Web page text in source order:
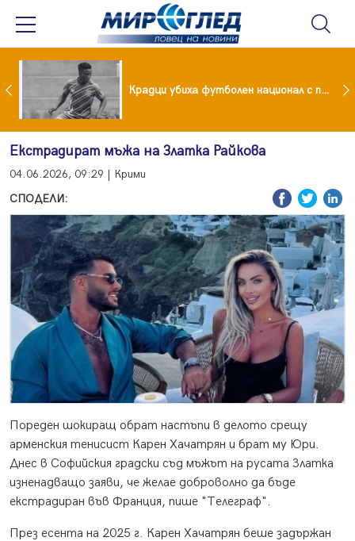
Проф. Кантарджиев каза кои са най-застрашени от западно нилска треска Крадци убиха футболен национал с павета
Екстрадират мъжа на Златка Райкова
04.06.2026, 09:29 | Крими
СПОДЕЛИ:
Пореден шокиращ обрат настъпи в делото срещу
арменския тенисист Карен Хачатрян и брат му Юри.
Днес в Софийския градски съд мъжът на русата Златка
изненадващо заяви, че желае доброволно да бъде
екстрадиран във Франция, пише "Телеграф".
През есента на 2025 г. Карен Хачатрян беше задържан